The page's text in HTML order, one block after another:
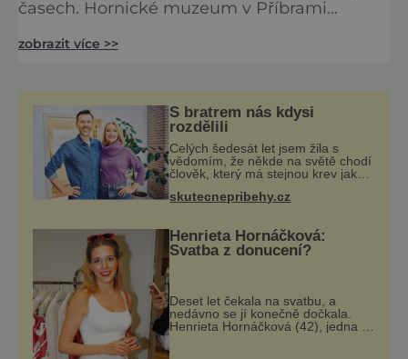
časech. Hornické muzeum v Příbrami
sklonku 19. století. V té době už totiž
příbramského Krajinského muzea zahrnující
památky na středověké i modernější doby.
Sto tisíc lidí ve štolách K s
zobrazit více >>
S bratrem nás kdysi
rozdělili
Celých šedesát let jsem žila s
vědomím, že někde na světě chodí
člověk, který má stejnou krev jako
vybavit jeho tvář. Byli jsme ještě
skutecnepribehy.cz
Henrieta Hornáčková:
Svatba z donucení?
Deset let čekala na svatbu, a
nedávno se jí konečně dočkala.
Henrieta Hornáčková (42), jedna z